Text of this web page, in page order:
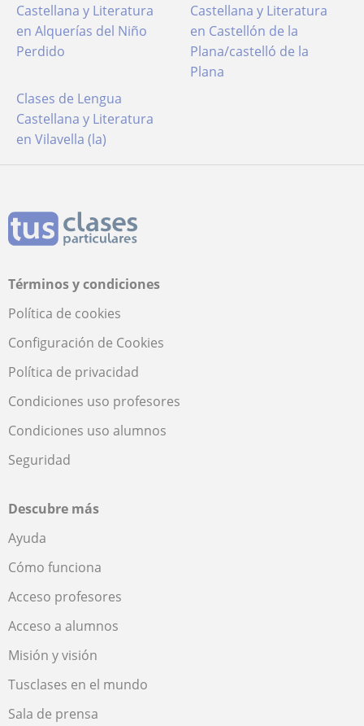
Castellana y Literatura
en Alquerías del Niño
Perdido
Castellana y Literatura
en Castellón de la
Plana/castelló de la
Plana
Clases de Lengua
Castellana y Literatura
en Vilavella (la)
Términos y condiciones
Política de cookies
Configuración de Cookies
Política de privacidad
Condiciones uso profesores
Condiciones uso alumnos
Seguridad
Descubre más
Ayuda
Cómo funciona
Acceso profesores
Acceso a alumnos
Misión y visión
Tusclases en el mundo
Sala de prensa